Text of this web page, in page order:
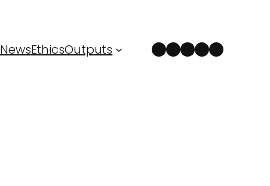
NewsEthicsOutputs Instagram
Facebook
LinkedIn
Spotify
YouTube